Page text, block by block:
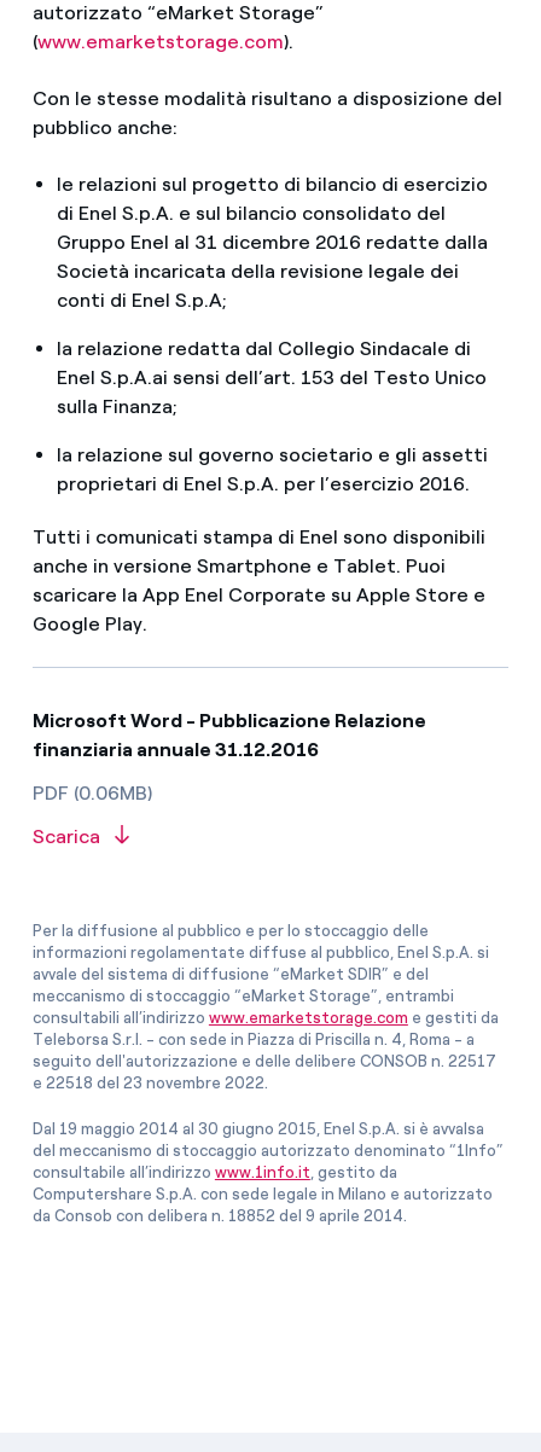
autorizzato “eMarket Storage”
(www.emarketstorage.com).
Con le stesse modalità risultano a disposizione del
pubblico anche:
le relazioni sul progetto di bilancio di esercizio
di Enel S.p.A. e sul bilancio consolidato del
Gruppo Enel al 31 dicembre 2016 redatte dalla
Società incaricata della revisione legale dei
conti di Enel S.p.A;
la relazione redatta dal Collegio Sindacale di
Enel S.p.A.ai sensi dell’art. 153 del Testo Unico
sulla Finanza;
la relazione sul governo societario e gli assetti
proprietari di Enel S.p.A. per l’esercizio 2016.
Tutti i comunicati stampa di Enel sono disponibili
anche in versione Smartphone e Tablet. Puoi
scaricare la App Enel Corporate su Apple Store e
Google Play.
Microsoft Word - Pubblicazione Relazione
finanziaria annuale 31.12.2016
PDF (0.06MB)
Scarica
Per la diffusione al pubblico e per lo stoccaggio delle
informazioni regolamentate diffuse al pubblico, Enel S.p.A. si
avvale del sistema di diffusione “eMarket SDIR” e del
meccanismo di stoccaggio “eMarket Storage”, entrambi
consultabili all’indirizzo www.emarketstorage.com e gestiti da
Teleborsa S.r.l. - con sede in Piazza di Priscilla n. 4, Roma - a
seguito dell'autorizzazione e delle delibere CONSOB n. 22517
e 22518 del 23 novembre 2022.
Dal 19 maggio 2014 al 30 giugno 2015, Enel S.p.A. si è avvalsa
del meccanismo di stoccaggio autorizzato denominato “1Info”
consultabile all’indirizzo www.1info.it, gestito da
Computershare S.p.A. con sede legale in Milano e autorizzato
da Consob con delibera n. 18852 del 9 aprile 2014.